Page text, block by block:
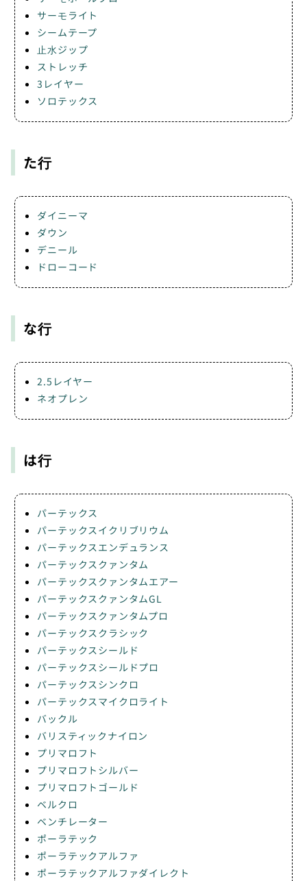
サーモライト
シームテープ
止水ジップ
ストレッチ
3レイヤー
ソロテックス
た行
ダイニーマ
ダウン
デニール
ドローコード
な行
2.5レイヤー
ネオプレン
は行
パーテックス
パーテックスイクリブリウム
パーテックスエンデュランス
パーテックスクァンタム
パーテックスクァンタムエアー
パーテックスクァンタムGL
パーテックスクァンタムプロ
パーテックスクラシック
パーテックスシールド
パーテックスシールドプロ
パーテックスシンクロ
パーテックスマイクロライト
バックル
バリスティックナイロン
プリマロフト
プリマロフトシルバー
プリマロフトゴールド
ベルクロ
ベンチレーター
ポーラテック
ポーラテックアルファ
ポーラテックアルファダイレクト